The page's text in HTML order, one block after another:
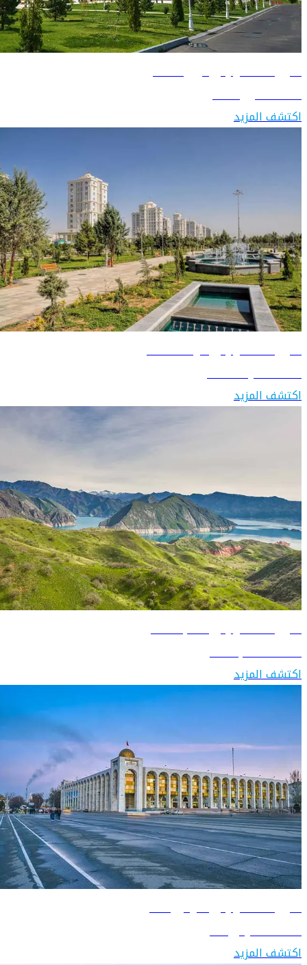
دليل السفر إلى أوزبكستان
اكتشف أوزبكستان
اكتشف المزيد
دليل السفر إلى تركمانستان
اكتشف تركمانستان
اكتشف المزيد
دليل السفر إلى طاجكستان
اكتشف طاجكستان
اكتشف المزيد
دليل السفر إلى قرغيزستان
اكتشف قرغيزستان
اكتشف المزيد